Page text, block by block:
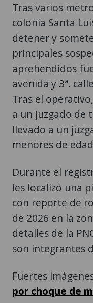
Tras varios
colonia Santa
detener y
principales
aprehendidos
avenida y 3ª.
Tras el
a un juzgado de
llevado a un
menores de
Durante el
les localizó una
con reporte de
de 2026 en la
detalles de la
son integrantes
Fuertes
por choque de